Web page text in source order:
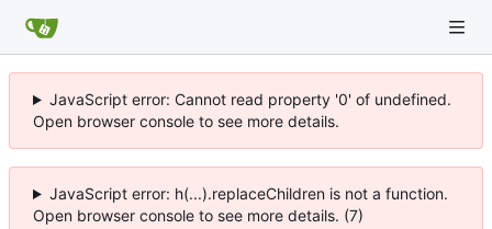
JavaScript error: Cannot read property '0' of undefined.
Open browser console to see more details.
JavaScript error: h(...).replaceChildren is not a function.
Open browser console to see more details. (7)